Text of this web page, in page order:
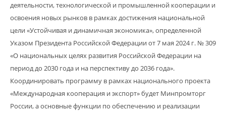
деятельности, технологической и промышленной кооперации и
освоения новых рынков в рамках достижения национальной
цели «Устойчивая и динамичная экономика», определенной
Указом Президента Российской Федерации от 7 мая 2024 г. № 309
«О национальных целях развития Российской Федерации на
период до 2030 года и на перспективу до 2036 года».
Координировать программу в рамках национального проекта
«Международная кооперация и экспорт» будет Минпромторг
России, а основные функции по обеспечению и реализации